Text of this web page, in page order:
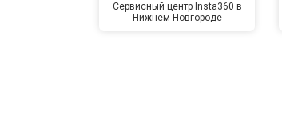
Сервисный центр Insta360 в
Нижнем Новгороде